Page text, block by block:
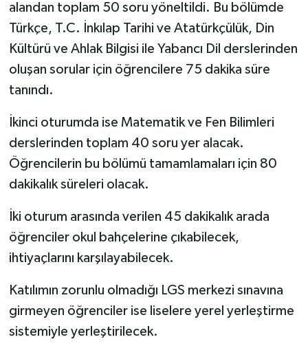
alandan toplam 50 soru yöneltildi. Bu bölümde
Türkçe, T.C. İnkılap Tarihi ve Atatürkçülük, Din
Kültürü ve Ahlak Bilgisi ile Yabancı Dil derslerinden
oluşan sorular için öğrencilere 75 dakika süre
tanındı.
İkinci oturumda ise Matematik ve Fen Bilimleri
derslerinden toplam 40 soru yer alacak.
Öğrencilerin bu bölümü tamamlamaları için 80
dakikalık süreleri olacak.
İki oturum arasında verilen 45 dakikalık arada
öğrenciler okul bahçelerine çıkabilecek,
ihtiyaçlarını karşılayabilecek.
Katılımın zorunlu olmadığı LGS merkezi sınavına
girmeyen öğrenciler ise liselere yerel yerleştirme
sistemiyle yerleştirilecek.